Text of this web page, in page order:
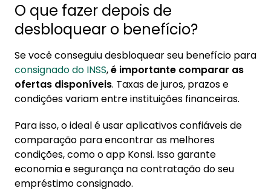
O que fazer depois de
desbloquear o benefício?
Se você conseguiu desbloquear seu benefício para
consignado do INSS,é importante comparar as
ofertas disponíveis. Taxas de juros, prazos e
condições variam entre instituições financeiras.
Para isso, o ideal é usar aplicativos confiáveis de
comparação para encontrar as melhores
condições, como o app Konsi. Isso garante
economia e segurança na contratação do seu
empréstimo consignado.